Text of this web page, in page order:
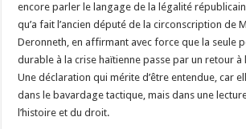
encore parler le langage de la légalité
qu’a fait l’ancien député de la circonscription de
Deronneth, en affirmant avec force que la seule
durable à la crise haïtienne passe par un retour à
Une déclaration qui mérite d’être entendue, car
dans le bavardage tactique, mais dans une
l’histoire et du droit.